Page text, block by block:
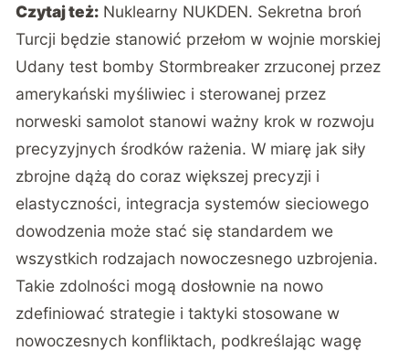
Czytaj też: Nuklearny NUKDEN. Sekretna broń
Turcji będzie stanowić przełom w wojnie morskiej
Udany test bomby Stormbreaker zrzuconej przez
amerykański myśliwiec i sterowanej przez
norweski samolot stanowi ważny krok w rozwoju
precyzyjnych środków rażenia. W miarę jak siły
zbrojne dążą do coraz większej precyzji i
elastyczności, integracja systemów sieciowego
dowodzenia może stać się standardem we
wszystkich rodzajach nowoczesnego uzbrojenia.
Takie zdolności mogą dosłownie na nowo
zdefiniować strategie i taktyki stosowane w
nowoczesnych konfliktach, podkreślając wagę